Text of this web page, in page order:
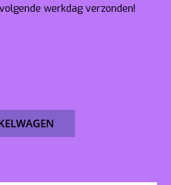
werkdag verzonden!